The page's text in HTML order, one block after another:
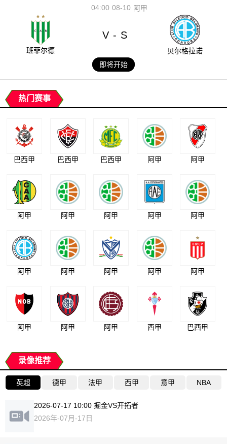
08-10
04:00 阿甲
班菲尔德
V - S
贝尔格拉诺
即将开始
热门赛事
巴西甲 巴西甲 巴西甲 阿甲 阿甲
阿甲 阿甲 阿甲 阿甲 阿甲
阿甲 阿甲 阿甲 阿甲 阿甲
阿甲 阿甲 阿甲 西甲 巴西甲
录像推荐
英超 德甲 法甲 西甲 意甲 NBA
2026-07-17 10:00 掘金VS开拓者
2026年-07月-17日